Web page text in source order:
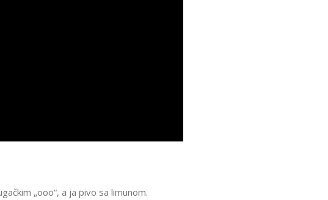
„ooo“, a ja pivo sa limunom.